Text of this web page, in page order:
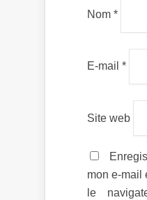
Nom *
E-mail *
Site web
mon e-mail
le